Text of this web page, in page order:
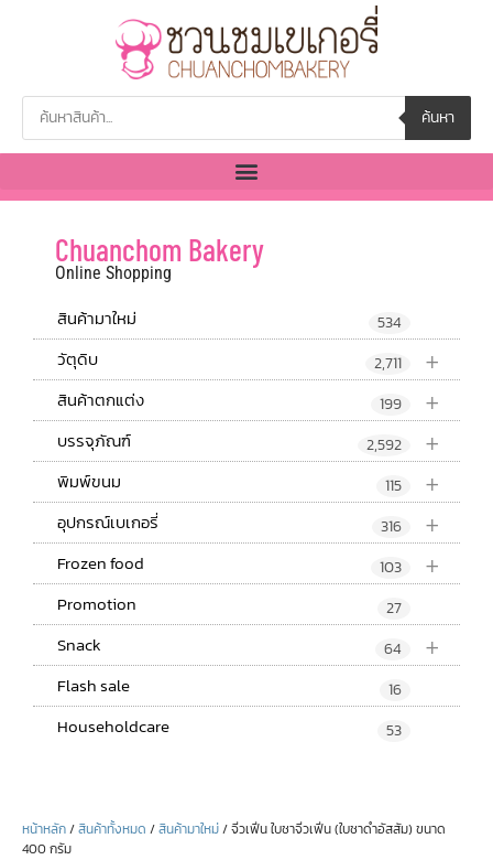
ค้นหา
Chuanchom Bakery
Online Shopping
สินค้ามาใหม่ 534
+
วัตุดิบ 2,711
+
สินค้าตกแต่ง 199
+
บรรจุภัณฑ์ 2,592
+
พิมพ์ขนม 115
+
อุปกรณ์เบเกอรี่ 316
+
Frozen food 103
Promotion 27
+
Snack 64
Flash sale 16
Householdcare 53
หน้าหลัก/สินค้าทั้งหมด /สินค้ามาใหม่/ จิ่วเฟิ่น ใบชาจิ่วเฟิ่น (ใบชาดำอัสสัม) ขนาด
400 กรัม